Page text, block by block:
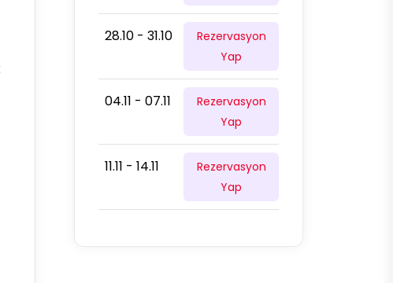
28.10 - 31.10
Rezervasyon
Yap
04.11 - 07.11
Rezervasyon
Yap
11.11 - 14.11
Rezervasyon
Yap